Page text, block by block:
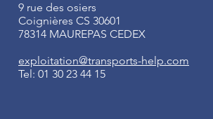
Rénovation du stade de
9 rue des osiers
Coignières CS 30601
78314 MAUREPAS CEDEX
exploitation@transports-help.com
Tel: 01 30 23 44 15